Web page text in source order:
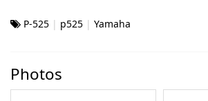
P-525 p525 Yamaha
Photos